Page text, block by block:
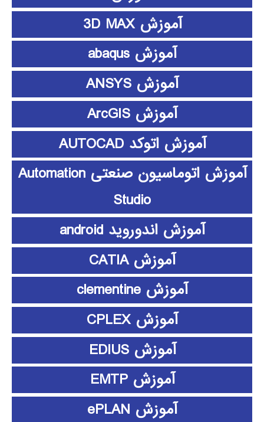
آموزش 3D MAX
آموزش abaqus
آموزش ANSYS
آموزش ArcGIS
آموزش اتوکد AUTOCAD
آموزش اتوماسیون صنعتی Automation
Studio
آموزش اندوروید android
آموزش CATIA
آموزش clementine
آموزش CPLEX
آموزش EDIUS
آموزش EMTP
آموزش ePLAN